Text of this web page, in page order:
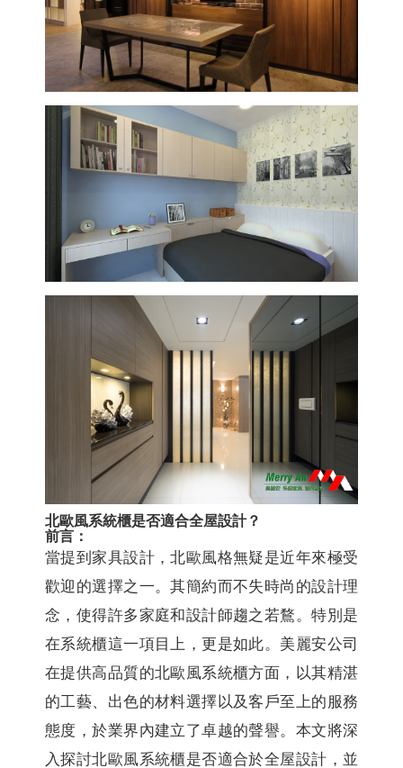
北歐風系統櫃是否適合全屋設計？
前言：
當提到家具設計，北歐風格無疑是近年來極受
歡迎的選擇之一。其簡約而不失時尚的設計理
念，使得許多家庭和設計師趨之若鶩。特別是
在系統櫃這一項目上，更是如此。美麗安公司
在提供高品質的北歐風系統櫃方面，以其精湛
的工藝、出色的材料選擇以及客戶至上的服務
態度，於業界內建立了卓越的聲譽。本文將深
入探討北歐風系統櫃是否適合於全屋設計，並